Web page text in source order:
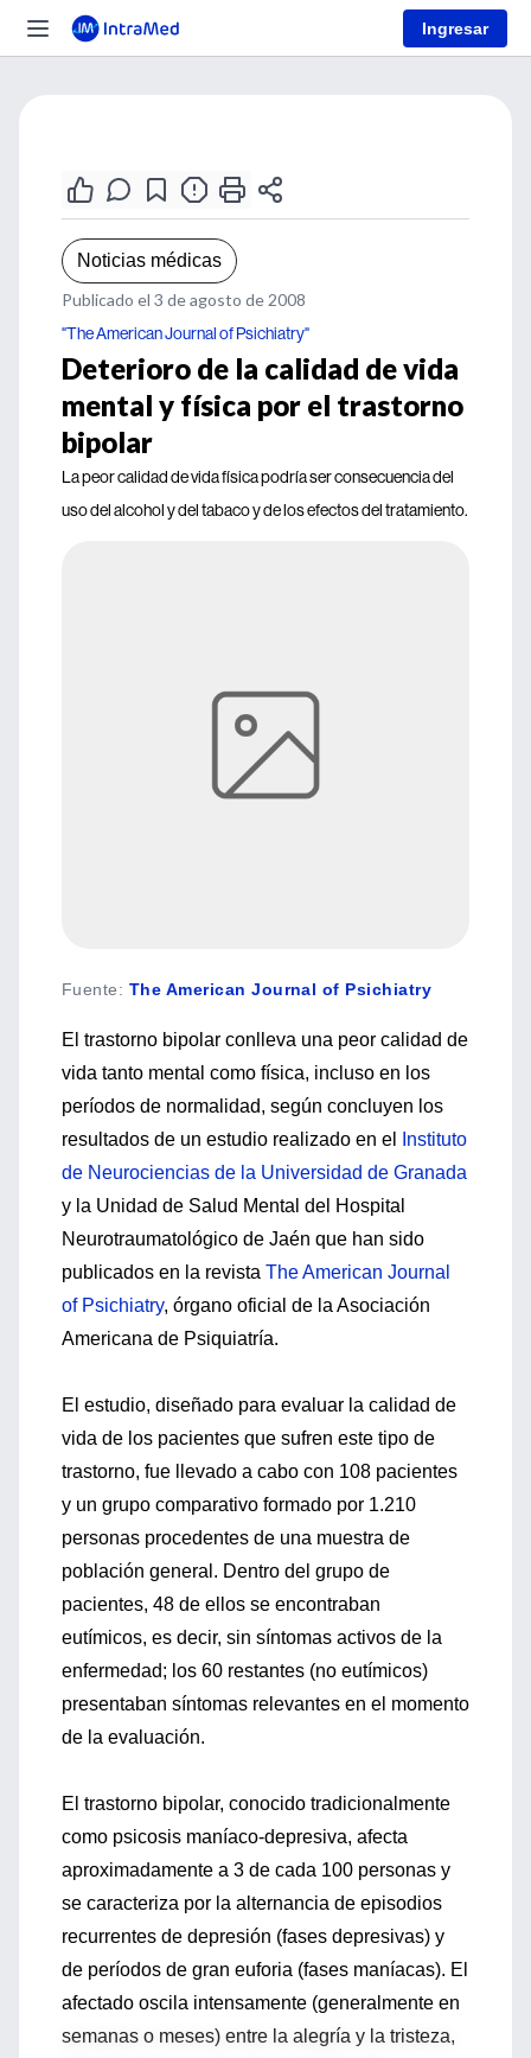
Ingresar
Noticias médicas
Publicado el 3 de agosto de 2008
"The American Journal of Psichiatry"
Deterioro de la calidad de vida
mental y física por el trastorno
bipolar
La peor calidad de vida física podría ser consecuencia del
uso del alcohol y del tabaco y de los efectos del tratamiento.
Fuente: The American Journal of Psichiatry
El trastorno bipolar conlleva una peor calidad de
vida tanto mental como física, incluso en los
períodos de normalidad, según concluyen los
resultados de un estudio realizado en el
Instituto
de Neurociencias de la Universidad de Granada
y la Unidad de Salud Mental del Hospital
Neurotraumatológico de Jaén que han sido
publicados en la revista The American Journal
of Psichiatry, órgano oficial de la Asociación
Americana de Psiquiatría.
El estudio, diseñado para evaluar la calidad de
vida de los pacientes que sufren este tipo de
trastorno, fue llevado a cabo con 108 pacientes
y un grupo comparativo formado por 1.210
personas procedentes de una muestra de
población general. Dentro del grupo de
pacientes, 48 de ellos se encontraban
eutímicos, es decir, sin síntomas activos de la
enfermedad; los 60 restantes (no eutímicos)
presentaban síntomas relevantes en el momento
de la evaluación.
El trastorno bipolar, conocido tradicionalmente
como psicosis maníaco-depresiva, afecta
aproximadamente a 3 de cada 100 personas y
se caracteriza por la alternancia de episodios
recurrentes de depresión (fases depresivas) y
de períodos de gran euforia (fases maníacas). El
afectado oscila intensamente (generalmente en
semanas o meses) entre la alegría y la tristeza,